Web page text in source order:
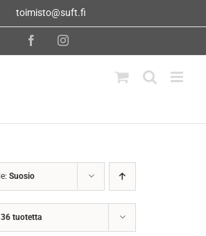
toimisto@suft.fi
FacebookInstagram
Suosio
36 tuotetta